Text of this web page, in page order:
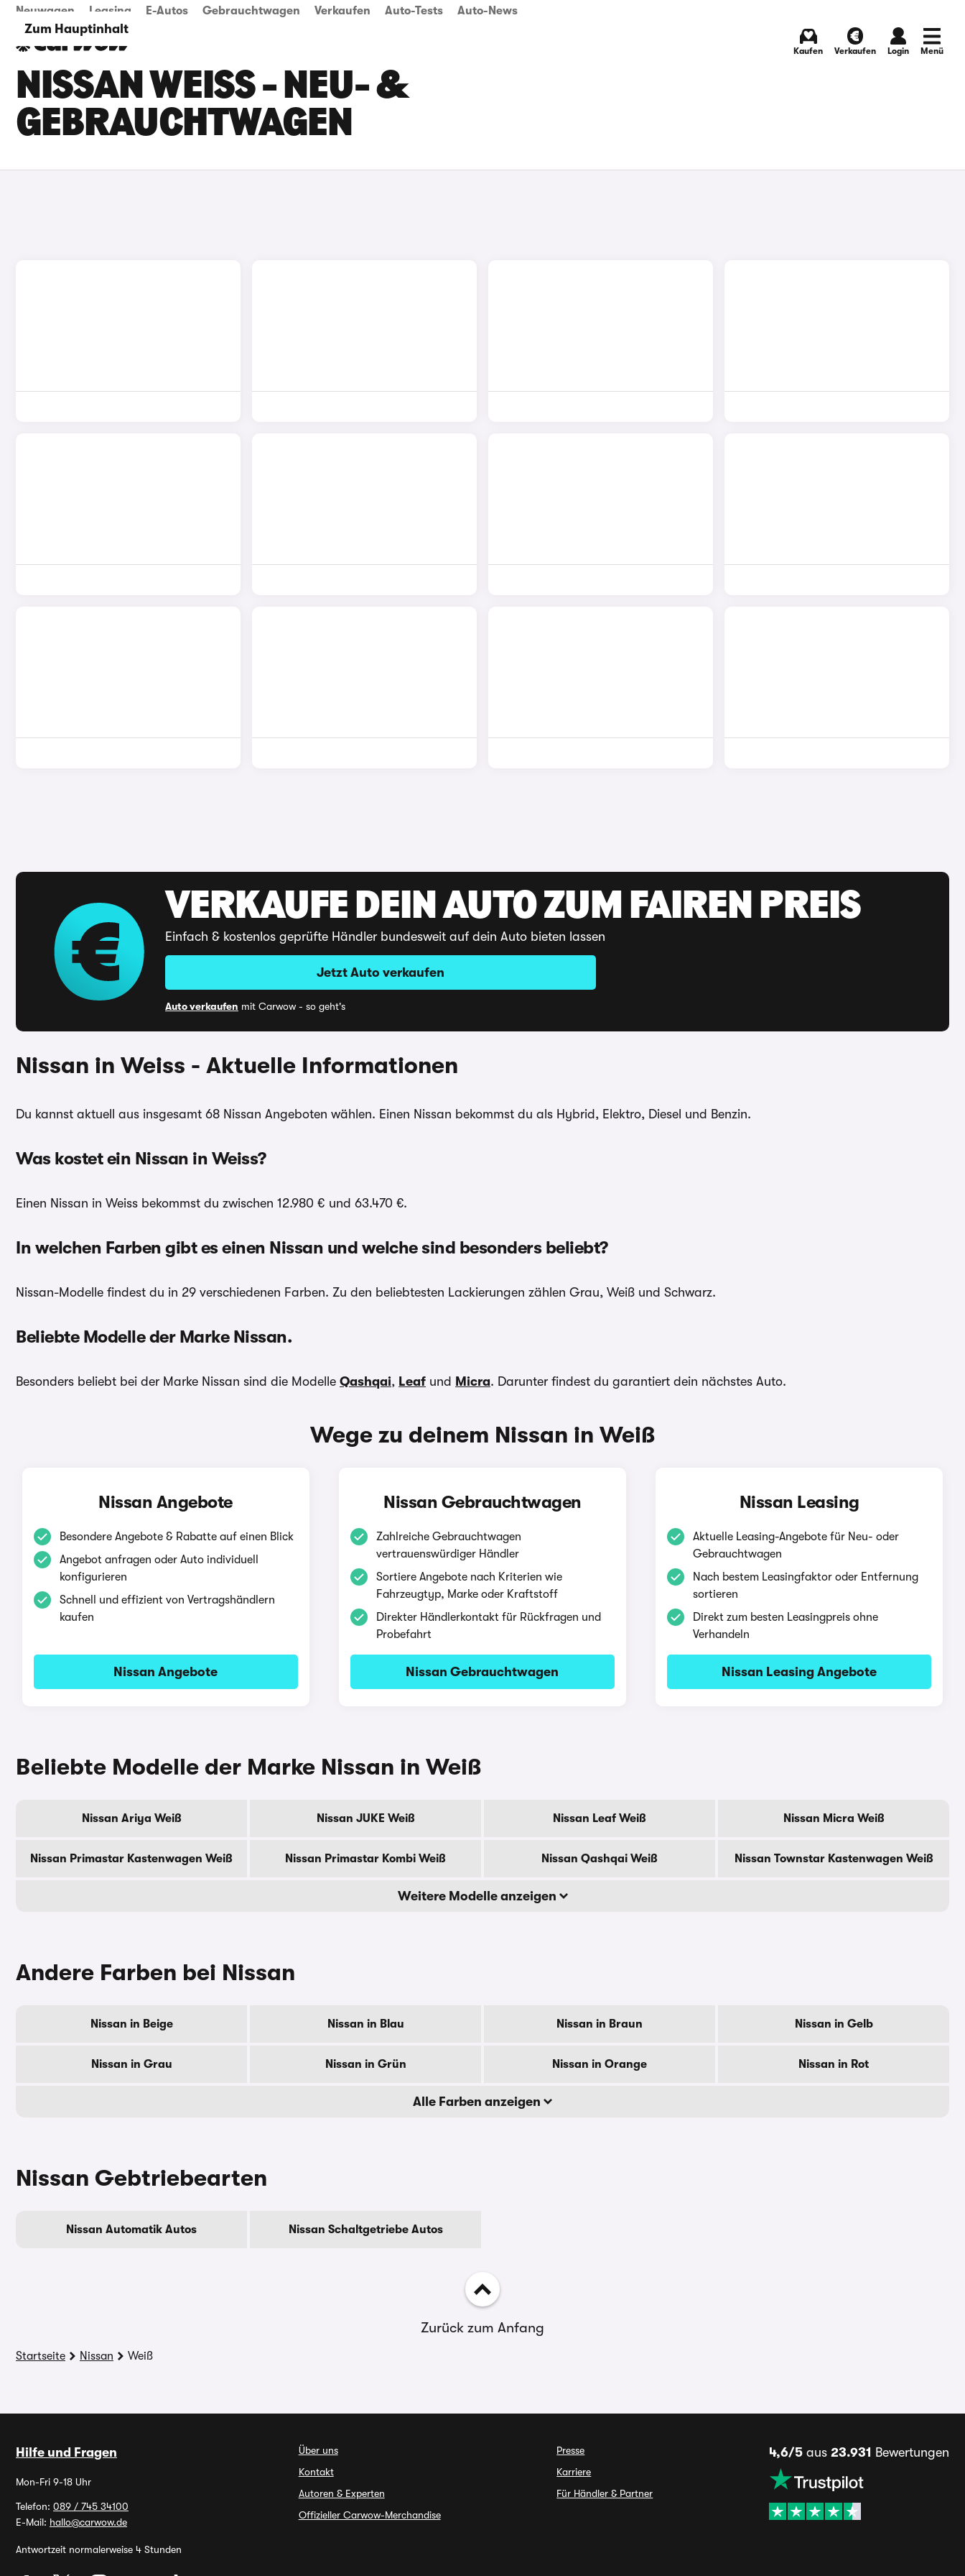
Zum Hauptinhalt
Neuwagen Leasing E-Autos Gebrauchtwagen Verkaufen Auto-Tests Auto-News
Kaufen Verkaufen Login Menü
NISSAN WEISS - NEU- & G
EBRAUCHTWAGEN
VERKAUFE DEIN AUTO ZUM FAIREN PREIS
Einfach & kostenlos geprüfte Händler bundesweit auf dein Auto bieten lassen
Jetzt Auto verkaufen
Auto verkaufen mit Carwow - so geht's
Nissan in Weiss - Aktuelle Informationen
Du kannst aktuell aus insgesamt 68 Nissan Angeboten wählen. Einen Nissan bekommst du als Hybrid, Elektro, Diesel und Benzin.
Was kostet ein Nissan in Weiss?
Einen Nissan in Weiss bekommst du zwischen 12.980 € und 63.470 €.
In welchen Farben gibt es einen Nissan und welche sind besonders beliebt?
Nissan-Modelle findest du in 29 verschiedenen Farben. Zu den beliebtesten Lackierungen zählen Grau, Weiß und Schwarz.
Beliebte Modelle der Marke Nissan.
Besonders beliebt bei der Marke Nissan sind die Modelle Qashqai, Leaf und Micra. Darunter findest du garantiert dein nächstes Auto.
Wege zu deinem Nissan in Weiß
Nissan Angebote
Besondere Angebote & Rabatte auf einen Blick
Angebot anfragen oder Auto individuell
konfigurieren
Schnell und effizient von Vertragshändlern
kaufen
Nissan Angebote
Nissan Gebrauchtwagen
Zahlreiche Gebrauchtwagen
vertrauenswürdiger Händler
Sortiere Angebote nach Kriterien wie
Fahrzeugtyp, Marke oder Kraftstoff
Direkter Händlerkontakt für Rückfragen und
Probefahrt
Nissan Gebrauchtwagen
Nissan Leasing
Aktuelle Leasing-Angebote für Neu- oder
Gebrauchtwagen
Nach bestem Leasingfaktor oder Entfernung
sortieren
Direkt zum besten Leasingpreis ohne
Verhandeln
Nissan Leasing Angebote
Beliebte Modelle der Marke Nissan in Weiß
Nissan Ariya Weiß Nissan JUKE Weiß Nissan Leaf Weiß Nissan Micra Weiß
Nissan Primastar Kastenwagen Weiß Nissan Primastar Kombi Weiß Nissan Qashqai Weiß Nissan Townstar Kastenwagen Weiß
Weitere Modelle anzeigen
Andere Farben bei Nissan
Nissan in Beige Nissan in Blau Nissan in Braun Nissan in Gelb
Nissan in Grau Nissan in Grün Nissan in Orange Nissan in Rot
Alle Farben anzeigen
Nissan Gebtriebearten
Nissan Automatik Autos Nissan Schaltgetriebe Autos
Zurück zum Anfang
Startseite Nissan Weiß
Hilfe und Fragen
Mon-Fri 9-18 Uhr
Telefon: 089 / 745 34100
E-Mail: hallo@carwow.de
Antwortzeit normalerweise 4 Stunden
Über uns
Kontakt
Autoren & Experten
Offizieller Carwow-Merchandise
Presse
Karriere
Für Händler & Partner
4,6/5aus 23.931 Bewertungen